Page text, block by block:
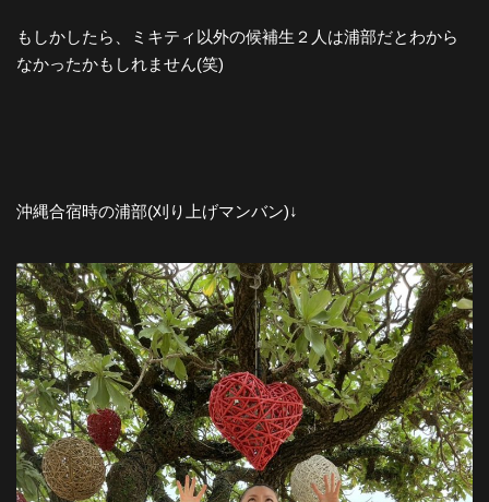
もしかしたら、ミキティ以外の候補生２人は浦部だとわから
なかったかもしれません(笑)
沖縄合宿時の浦部(刈り上げマンバン)↓